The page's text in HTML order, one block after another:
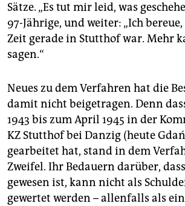
Sätze. „Es tut mir leid, was
97-Jährige, und weiter: „Ich
Zeit gerade in Stutthof war. Mehr
sagen.“
Neues zu dem Verfahren hat die
damit nicht beigetragen. Denn
1943 bis zum April 1945 in der
KZ Stutthof bei Danzig (heute
gearbeitet hat, stand in dem
Zweifel. Ihr Bedauern darüber,
gewesen ist, kann nicht als
gewertet werden – allenfalls als